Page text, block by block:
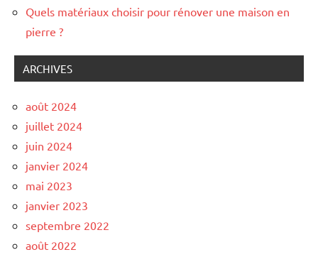
Quels matériaux choisir pour rénover une maison en
pierre ?
ARCHIVES
août 2024
juillet 2024
juin 2024
janvier 2024
mai 2023
janvier 2023
septembre 2022
août 2022